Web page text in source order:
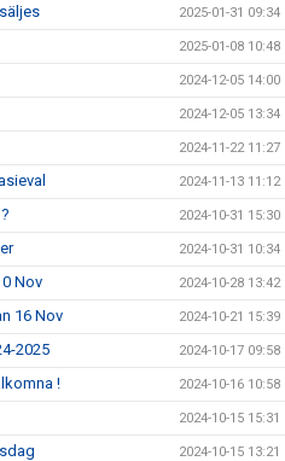
2025-01-31 09:34
2025-01-08 10:48
2024-12-05 14:00
2024-12-05 13:34
2024-11-22 11:27
2024-11-13 11:12
2024-10-31 15:30
2024-10-31 10:34
Nov 2024-10-28 13:42
16 Nov 2024-10-21 15:39
2025 2024-10-17 09:58
! 2024-10-16 10:58
2024-10-15 15:31
2024-10-15 13:21